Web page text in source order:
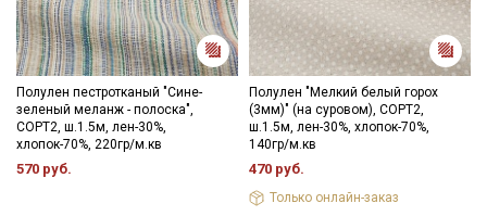
Полулен пестротканый "Сине-
зеленый меланж - полоска",
СОРТ2, ш.1.5м, лен-30%,
хлопок-70%, 220гр/м.кв
570 руб.
Полулен "Мелкий белый горох
(3мм)" (на суровом), СОРТ2,
ш.1.5м, лен-30%, хлопок-70%,
140гр/м.кв
470 руб.
Только онлайн-заказ